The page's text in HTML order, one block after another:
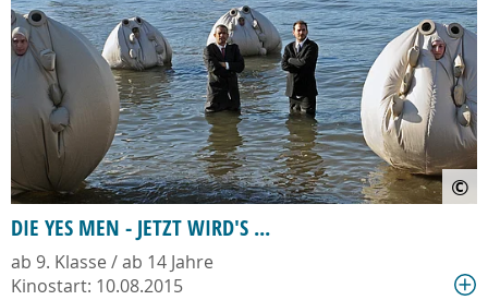
©
DIE YES MEN - JETZT WIRD'S ...
ab 9. Klasse / ab 14 Jahre
Kinostart: 10.08.2015